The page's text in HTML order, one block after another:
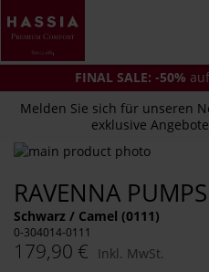
zum
Inhalt
FINAL SALE: -50%
Melden Sie sich für unseren
exklusive
RAVENNA PUMPS
Schwarz / Camel (0111)
0-304014-0111
179,90 €
Inkl. MwSt.
Zum
der
Bildergalerie
springen
Anfang
der
Bildergalerie
springen